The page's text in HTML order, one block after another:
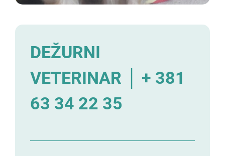
DEŽURNI
VETERINAR │ + 381
63 34 22 35